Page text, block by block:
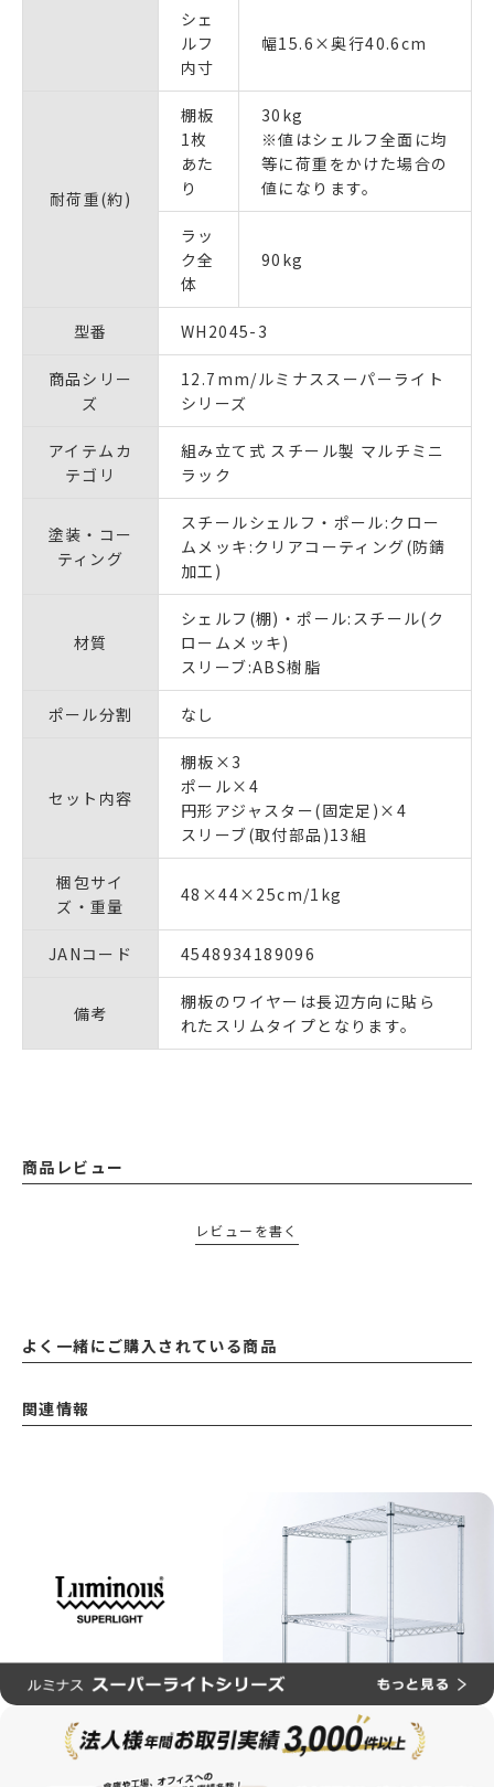
シェ
ルフ
内寸
幅15.6×奥行40.6cm
耐荷重(約)
棚板
1枚
あた
り
30kg
※値はシェルフ全面に均
等に荷重をかけた場合の
値になります。
ラッ
ク全
体
90kg
型番 WH2045-3
商品シリー
ズ
12.7mm/ルミナススーパーライト
シリーズ
アイテムカ
テゴリ
組み立て式 スチール製 マルチミニ
ラック
塗装・コー
ティング
スチールシェルフ・ポール:クロー
ムメッキ:クリアコーティング(防錆
加工)
材質
シェルフ(棚)・ポール:スチール(ク
ロームメッキ)
スリーブ:ABS樹脂
ポール分割 なし
セット内容
棚板×3
ポール×4
円形アジャスター(固定足)×4
スリーブ(取付部品)13組
梱包サイ
ズ・重量
48×44×25cm/1kg
JANコード 4548934189096
備考
棚板のワイヤーは長辺方向に貼ら
れたスリムタイプとなります。
商品レビュー
レビューを書く
よく一緒にご購入されている商品
関連情報